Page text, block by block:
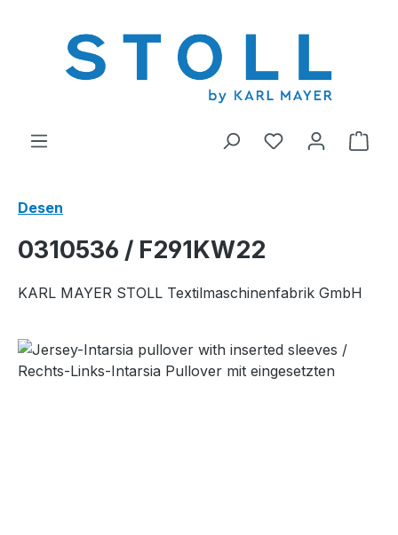
0 istek listesi
Desen
0310536 / F291KW22
KARL MAYER STOLL Textilmaschinenfabrik GmbH
Resim galerisini atla